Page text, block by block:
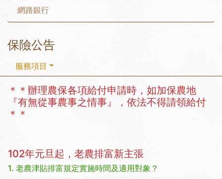
網路銀行
保險公告
服務項目
＊＊辦理農保各項給付申請時，如加保農地
『有無從事農事之情事』，依法不得請領給付
＊＊
102年元旦起，老農排富新主張
1. 老農津貼排富規定實施時間及適用對象？